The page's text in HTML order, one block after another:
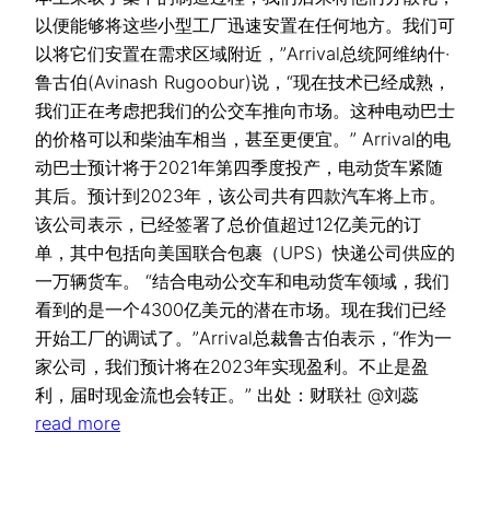
以便能够将这些小型工厂迅速安置在任何地方。我们可
以将它们安置在需求区域附近，”Arrival总统阿维纳什·
鲁古伯(Avinash Rugoobur)说，“现在技术已经成熟，
我们正在考虑把我们的公交车推向市场。这种电动巴士
的价格可以和柴油车相当，甚至更便宜。” Arrival的电
动巴士预计将于2021年第四季度投产，电动货车紧随
其后。预计到2023年，该公司共有四款汽车将上市。
该公司表示，已经签署了总价值超过12亿美元的订
单，其中包括向美国联合包裹（UPS）快递公司供应的
一万辆货车。 “结合电动公交车和电动货车领域，我们
看到的是一个4300亿美元的潜在市场。现在我们已经
开始工厂的调试了。”Arrival总裁鲁古伯表示，“作为一
家公司，我们预计将在2023年实现盈利。不止是盈
利，届时现金流也会转正。” 出处：财联社 @刘蕊
read more